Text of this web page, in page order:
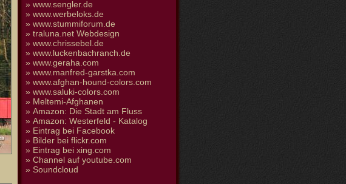
» www.sengler.de
» www.werbeloks.de
» www.stummiforum.de
» traluna.net Webdesign
» www.chrissebel.de
» www.luckenbachranch.de
» www.geraha.com
» www.manfred-garstka.com
» www.afghan-hound-colors.com
» www.saluki-colors.com
» Meltemi-Afghanen
» Amazon: Die Stadt am Fluss
» Amazon: Westerfeld - Katalog
» Eintrag bei Facebook
» Bilder bei flickr.com
» Eintrag bei xing.com
» Channel auf youtube.com
» Soundcloud